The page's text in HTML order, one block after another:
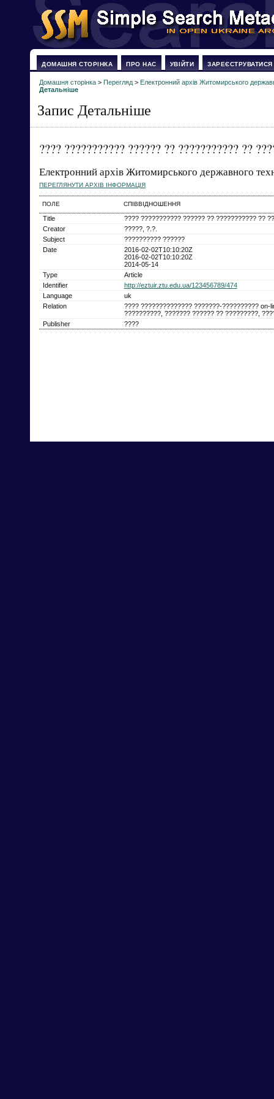
ДОМАШНЯ СТОРІНКА ПРО НАС УВІЙТИ ЗАРЕЄСТРУВАТИСЯ
Домашня сторінка > Перегляд > Електронний архів Житомирського
Детальніше
Запис Детальніше
???? ??????????? ?????? ?? ??????????? ??
Електронний архів Житомирського державного
ПЕРЕГЛЯНУТИ АРХІВ ІНФОРМАЦІЯ
ПОЛЕ СПІВВІДНОШЕННЯ
Title
???? ??????????? ?????? ?? ??????????? ??
Creator
?????, ?.?.
Subject
?????????? ??????
Date
2016-02-02T10:10:20Z
2016-02-02T10:10:20Z
2014-05-14
Type
Article
Identifier
http://eztuir.ztu.edu.ua/123456789/474
Language
uk
Relation
???? ?????????????? ???????-?????????? on-
??????????, ??????? ?????? ?? ?????????,
Publisher
????